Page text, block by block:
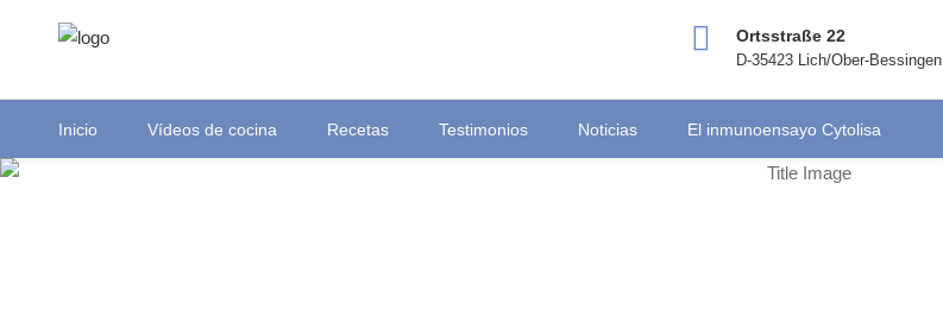
Ortsstraße 22
D-35423 Lich/Ober-Bessingen
Inicio Vídeos de cocina Recetas Testimonios Noticias El inmunoensayo Cytolisa